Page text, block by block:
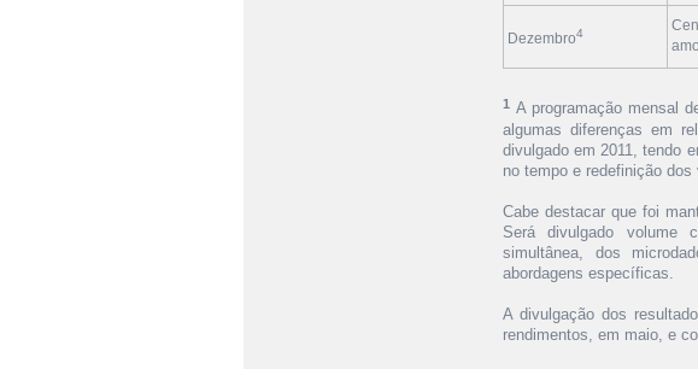
Dezembro4
1 A programação mensal
algumas diferenças em
divulgado em 2011, tendo
no tempo e redefinição
Cabe destacar que foi
Será divulgado volume
simultânea, dos
abordagens específicas.
A divulgação dos
rendimentos, em maio, e